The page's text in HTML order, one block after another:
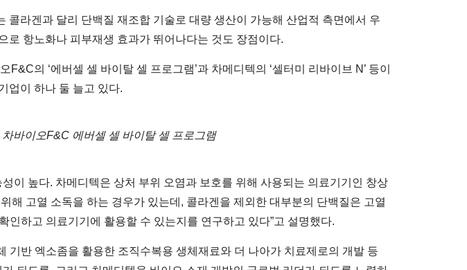
라겐과 달리 단백질 재조합 기술로 대량 생산이 가능해 산업적 측면에서 우
로 항노화나 피부재생 효과가 뛰어나다는 것도 장점이다.
의 ‘에버셀 셀 바이탈 셀 프로그램’과 차메디텍의 ‘셀터미 리바이브 N’ 등이
업이 하나 둘 늘고 있다.
바이오F&C 에버셀 셀 바이탈 셀 프로그램
이 높다. 차메디텍은 상처 부위 오염과 보호를 위해 사용되는 의료기기인 창상
해 고열 소독을 하는 경우가 있는데, 콜라겐을 제외한 대부분의 단백질은 고열
인하고 의료기기에 활용할 수 있는지를 연구하고 있다”고 설명했다.
기반 엑소좀을 활용한 조직수복용 생체재료와 더 나아가 치료제로의 개발 등